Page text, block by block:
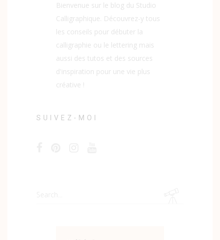
Bienvenue sur le blog du Studio
Calligraphique. Découvrez-y tous
les conseils pour débuter la
calligraphie ou le lettering mais
aussi des tutos et des sources
d'inspiration pour une vie plus
créative !
SUIVEZ-MOI
Search